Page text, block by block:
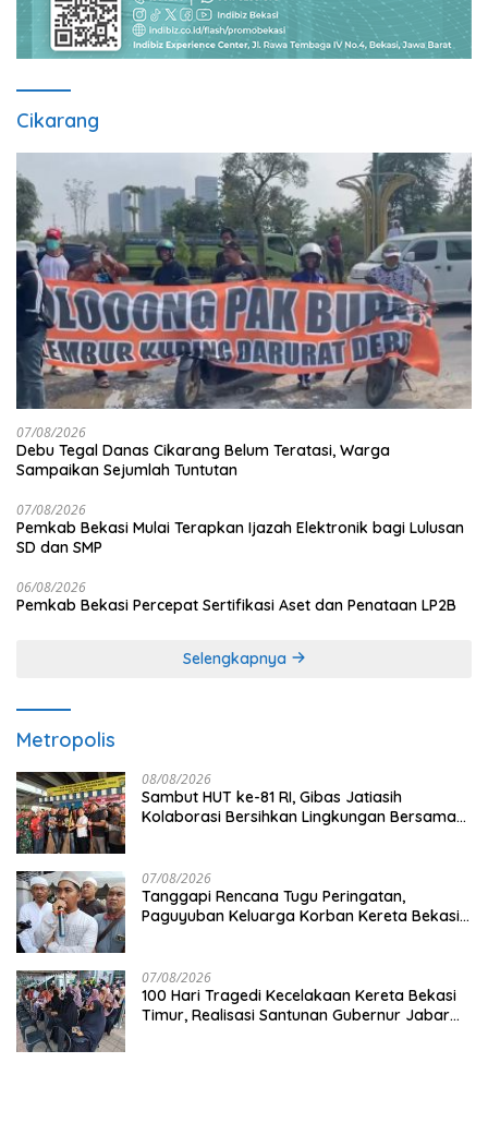
Cikarang
07/08/2026
Debu Tegal Danas Cikarang Belum Teratasi, Warga
Sampaikan Sejumlah Tuntutan
07/08/2026
Pemkab Bekasi Mulai Terapkan Ijazah Elektronik bagi Lulusan
SD dan SMP
06/08/2026
Pemkab Bekasi Percepat Sertifikasi Aset dan Penataan LP2B
Selengkapnya
Metropolis
08/08/2026
Sambut HUT ke-81 RI, Gibas Jatiasih
Kolaborasi Bersihkan Lingkungan Bersama
07/08/2026
Tanggapi Rencana Tugu Peringatan,
Paguyuban Keluarga Korban Kereta Bekasi
07/08/2026
100 Hari Tragedi Kecelakaan Kereta Bekasi
Timur, Realisasi Santunan Gubernur Jabar